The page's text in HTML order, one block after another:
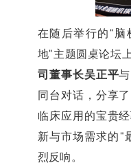
在随后举行的"脑
地"主题圆桌论坛上
司董事长吴正平
同台对话，分享
临床应用的宝贵
新与市场需求的"
烈反响。